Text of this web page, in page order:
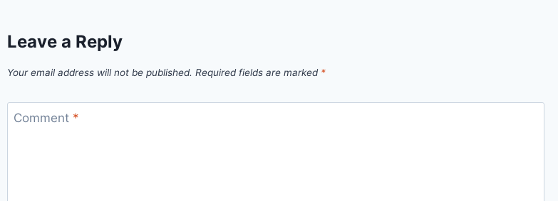
Leave a Reply
Your email address will not be published. Required fields are marked *
Comment *